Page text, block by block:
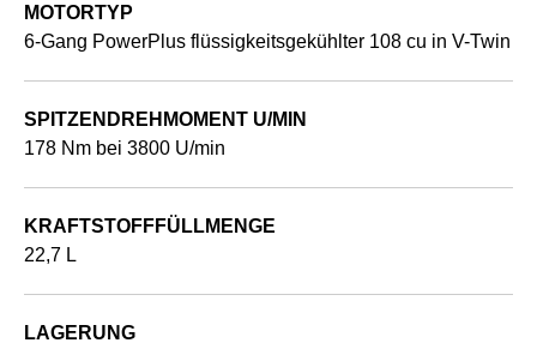
MOTORTYP
6-Gang PowerPlus flüssigkeitsgekühlter 108 cu in V-Twin
SPITZENDREHMOMENT U/MIN
178 Nm bei 3800 U/min
KRAFTSTOFFFÜLLMENGE
22,7 L
LAGERUNG